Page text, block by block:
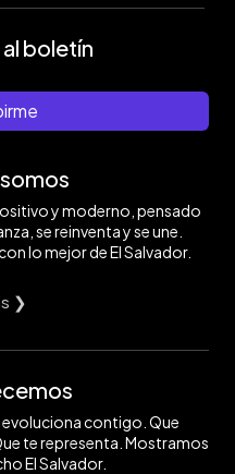
boletín
y moderno, pensado
se reinventa y se une.
lo mejor de El Salvador.
❯
contigo. Que
te representa. Mostramos
El Salvador.